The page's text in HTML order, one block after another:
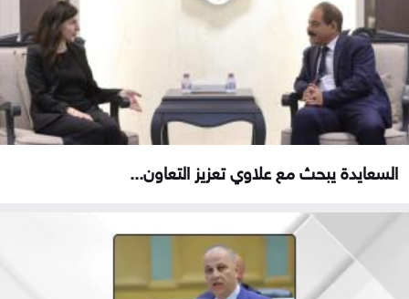
السعايدة يبحث مع علاوي تعزيز التعاون...